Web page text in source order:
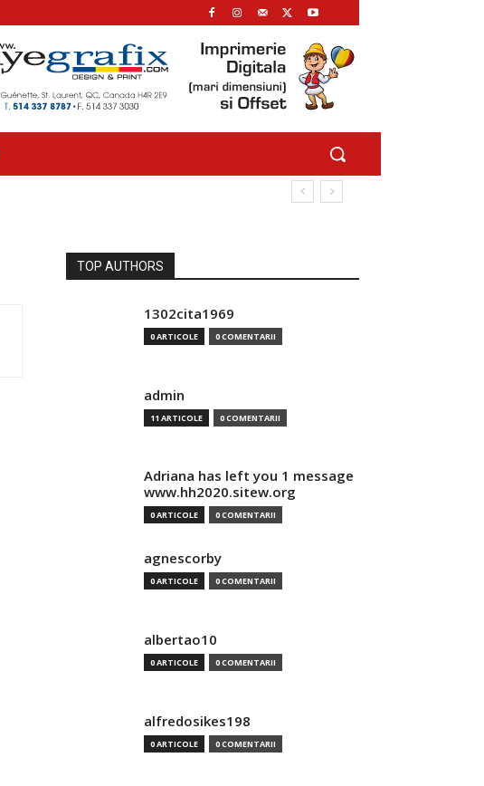
TOP AUTHORS
1302cita1969
0 ARTICOLE 0 COMENTARII
admin
11 ARTICOLE 0 COMENTARII
Adriana has left you 1 message
www.hh2020.sitew.org
0 ARTICOLE 0 COMENTARII
agnescorby
0 ARTICOLE 0 COMENTARII
albertao10
0 ARTICOLE 0 COMENTARII
alfredosikes198
0 ARTICOLE 0 COMENTARII